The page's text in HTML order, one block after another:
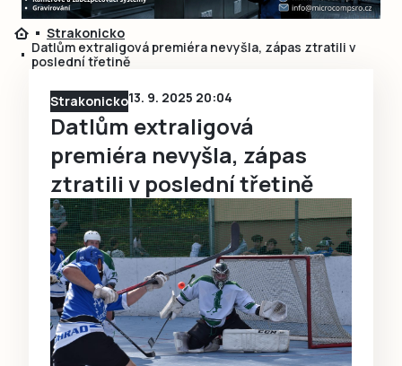
Přihlásit se přes Facebook
Ještě nemám účet, chci seRegistrovat
Inzerce
Strakonicko
Datlům extraligová premiéra nevyšla, zápas ztratili v
poslední třetině
Strakonicko13. 9. 2025 20:04
Datlům extraligová
premiéra nevyšla, zápas
ztratili v poslední třetině